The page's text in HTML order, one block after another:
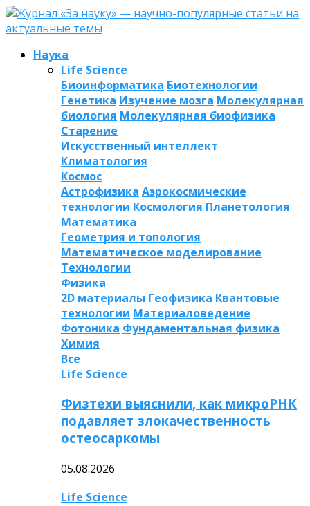
Наука
Life Science
Биоинформатика Биотехнологии
Генетика Изучение мозга Молекулярная
биология Молекулярная биофизика
Старение
Искусственный интеллект
Климатология
Космос
Астрофизика Аэрокосмические
технологии Космология Планетология
Математика
Геометрия и топология
Математическое моделирование
Технологии
Физика
2D материалы Геофизика Квантовые
технологии Материаловедение
Фотоника Фундаментальная физика
Химия
Все
Life Science
Физтехи выяснили, как микроРНК
подавляет злокачественность
остеосаркомы
05.08.2026
Life Science